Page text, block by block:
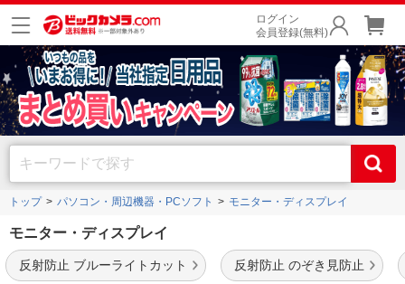
ログイン
会員登録(無料)
トップ パソコン・周辺機器・PCソフト モニター・ディスプレイ
モニター・ディスプレイ
反射防止 ブルーライトカット 反射防止 のぞき見防止